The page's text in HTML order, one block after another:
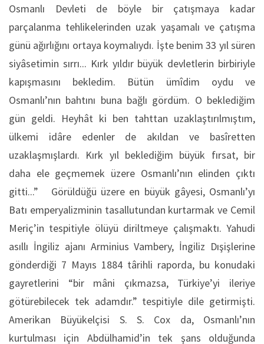
Osmanlı Devleti de böyle bir çatışmaya kadar
parçalanma tehlikelerinden uzak yaşamalı ve çatışma
günü ağırlığını ortaya koymalıydı. İşte benim 33 yıl süren
siyâsetimin sırrı... Kırk yıldır büyük devletlerin birbiriyle
kapışmasını bekledim. Bütün ümîdim oydu ve
Osmanlı’nın bahtını buna bağlı gördüm. O beklediğim
gün geldi. Heyhât ki ben tahttan uzaklaştırılmıştım,
ülkemi idâre edenler de akıldan ve basîretten
uzaklaşmışlardı. Kırk yıl beklediğim büyük fırsat, bir
daha ele geçmemek üzere Osmanlı’nın elinden çıktı
gitti...” Görüldüğü üzere en büyük gâyesi, Osmanlı’yı
Batı emperyalizminin tasallutundan kurtarmak ve Cemil
Meriç’in tespitiyle ölüyü diriltmeye çalışmaktı. Yahudi
asıllı İngiliz ajanı Arminius Vambery, İngiliz Dışişlerine
gönderdiği 7 Mayıs 1884 târihli raporda, bu konudaki
gayretlerini “bir mâni çıkmazsa, Türkiye’yi ileriye
götürebilecek tek adamdır.” tespitiyle dile getirmişti.
Amerikan Büyükelçisi S. S. Cox da, Osmanlı’nın
kurtulması için Abdülhamid’in tek şans olduğunda